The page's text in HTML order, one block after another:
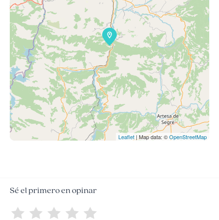
Leaflet | Map data: ©OpenStreetMap
Sé el primero en opinar